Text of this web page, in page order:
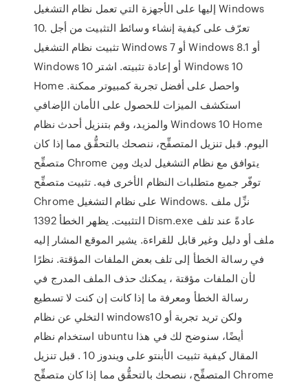
إليها على الأجهزة التي تعمل نظام التشغيل Windows
10. تعرّف على كيفية إنشاء وسائط التثبيت من أجل
تثبيت نظام التشغيل Windows 7 أو Windows 8.1 أو
Windows 10 أو إعادة تثبيته. اشتر Windows 10
Home واحصل على أفضل تجربة كمبيوتر ممكنة.
استكشف الميزات للحصول على الأمان الإضافي
والمزيد، وقم بتنزيل أحدث نظام Windows 10 Home
اليوم. قبل تنزيل المتصفِّح، ننصحك بالتحقُّق مما إذا كان
متصفِّح Chrome يتوافق مع نظام التشغيل لديك ومِن
توفّر جميع متطلبات النظام الأخرى فيه. تثبيت متصفِّح
Chrome على نظام التشغيل Windows. نزِّل ملف
التثبيت. يظهر الخطأ 1392 Dism.exe عادةً عند تلف
ملف أو دليل وغير قابل للقراءة. يشير الموقع المشار إليه
في رسالة الخطأ إلى تلف بعض الملفات المؤقتة. نظرًا
لأن الملفات مؤقتة ، يمكنك حذف الملف المدرج في
رسالة الخطأ ومعرفة ما إذا كانت إن كنت لا تسطيع
التخلي عن نظام windows10 ولكن تريد تجربة أو
استخدام نظام ubuntu أيضًا، سنوضح لك في هذا
المقال كيفية تثبيت الأبنتو على ويندوز 10 . قبل تنزيل
المتصفِّح، ننصحك بالتحقُّق مما إذا كان متصفِّح Chrome